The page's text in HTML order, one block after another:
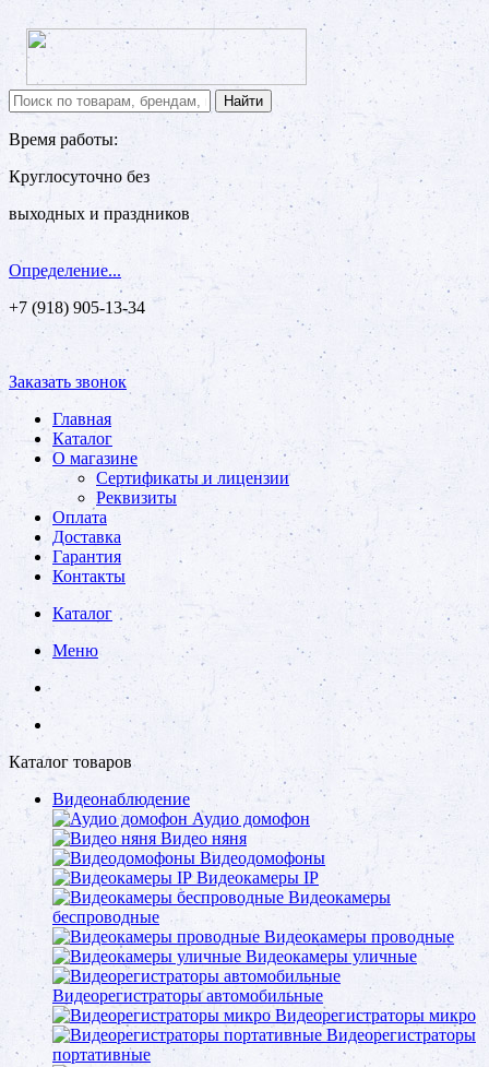
Время работы:
Круглосуточно без
выходных и праздников
Определение...
+7 (918) 905-13-34
Заказать звонок
Главная
Каталог
О магазине
Сертификаты и лицензии
Реквизиты
Оплата
Доставка
Гарантия
Контакты
Каталог
Меню
Каталог товаров
Видеонаблюдение
Аудио домофон
Видео няня
Видеодомофоны
Видеокамеры IP
Видеокамеры
беспроводные
Видеокамеры проводные
Видеокамеры уличные
Видеорегистраторы автомобильные
Видеорегистраторы микро
Видеорегистраторы
портативные